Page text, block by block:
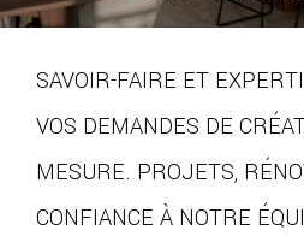
SAVOIR-FAIRE ET
VOS DEMANDES DE
MESURE. PROJETS,
CONFIANCE À NOTRE